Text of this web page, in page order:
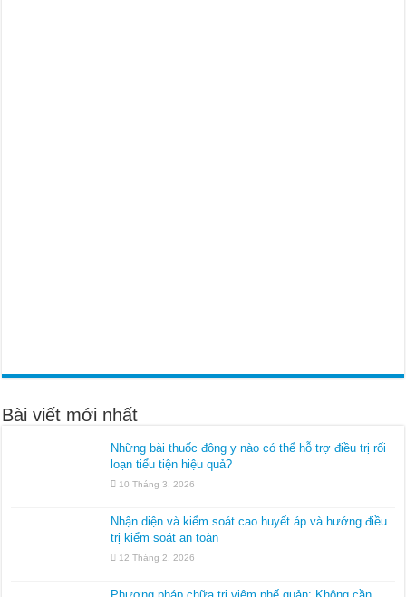
Bài viết mới nhất
Những bài thuốc đông y nào có thể hỗ trợ điều trị rối
loạn tiểu tiện hiệu quả?
10 Tháng 3, 2026
Nhận diện và kiểm soát cao huyết áp và hướng điều
trị kiểm soát an toàn
12 Tháng 2, 2026